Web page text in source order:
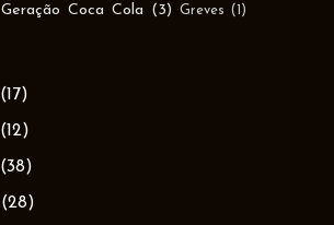
Geração Coca Cola (3) Greves (1)
(17)
(12)
(38)
(28)